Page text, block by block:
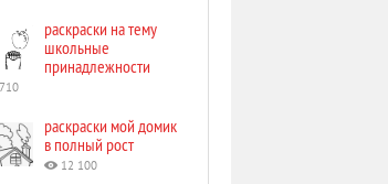
раскраски на тему
школьные
принадлежности
раскраски мой домик
в полный рост
12 100